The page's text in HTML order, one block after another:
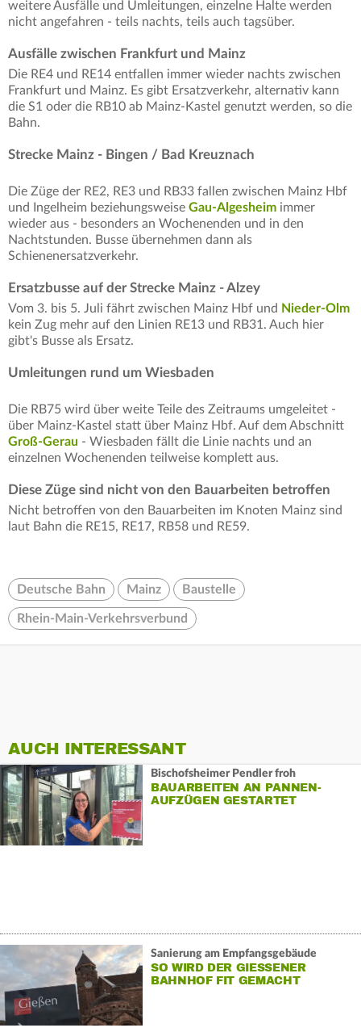
weitere Ausfälle und Umleitungen, einzelne Halte werden
nicht angefahren - teils nachts, teils auch tagsüber.
Ausfälle zwischen Frankfurt und Mainz
Die RE4 und RE14 entfallen immer wieder nachts zwischen
Frankfurt und Mainz. Es gibt Ersatzverkehr, alternativ kann
die S1 oder die RB10 ab Mainz-Kastel genutzt werden, so die
Bahn.
Strecke Mainz - Bingen / Bad Kreuznach
Die Züge der RE2, RE3 und RB33 fallen zwischen Mainz Hbf
und Ingelheim beziehungsweise Gau-Algesheim immer
wieder aus - besonders an Wochenenden und in den
Nachtstunden. Busse übernehmen dann als
Schienenersatzverkehr.
Ersatzbusse auf der Strecke Mainz - Alzey
Vom 3. bis 5. Juli fährt zwischen Mainz Hbf und Nieder-Olm
kein Zug mehr auf den Linien RE13 und RB31. Auch hier
gibt's Busse als Ersatz.
Umleitungen rund um Wiesbaden
Die RB75 wird über weite Teile des Zeitraums umgeleitet -
über Mainz-Kastel statt über Mainz Hbf. Auf dem Abschnitt
Groß-Gerau - Wiesbaden fällt die Linie nachts und an
einzelnen Wochenenden teilweise komplett aus.
Diese Züge sind nicht von den Bauarbeiten betroffen
Nicht betroffen von den Bauarbeiten im Knoten Mainz sind
laut Bahn die RE15, RE17, RB58 und RE59.
Deutsche Bahn Mainz Baustelle
Rhein-Main-Verkehrsverbund
AUCH INTERESSANT
Bischofsheimer Pendler froh
BAUARBEITEN AN PANNEN-
AUFZÜGEN GESTARTET
Sanierung am Empfangsgebäude
SO WIRD DER GIESSENER B
AHNHOF FIT GEMACHT